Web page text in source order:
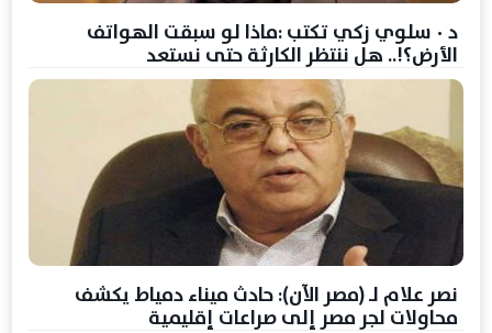
د ٠ سلوي زكي تكتب :ماذا لو سبقت الهواتف
الأرض؟!.. هل ننتظر الكارثة حتى نستعد
نصر علام لـ (مصر الآن): حادث ميناء دمياط يكشف
محاولات لجر مصر إلى صراعات إقليمية